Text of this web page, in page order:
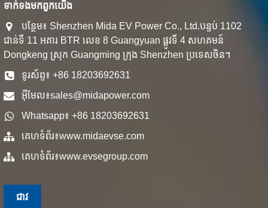
ទាក់ទង​មក​ពួក​យើង
បន្ថែម៖ Shenzhen Mida EV Power Co., Ltd.បន្ទប់ 1102
ជាន់ទី 11 អគារ BTR លេខ 8 Guangyuan ផ្លូវទី 4 សហគមន៍
Dongkeng ស្រុក Guangming ក្រុង Shenzhen ប្រទេសចិន។
ទូរស័ព្ទ៖ +86 18203692631
អ៊ីមែល៖sales@midapower.com
Whatsapp៖ +86 18203692631
គេហទំព័រ៖www.midaevse.com
គេហទំព័រ៖www.evsegroup.com
ជាវ